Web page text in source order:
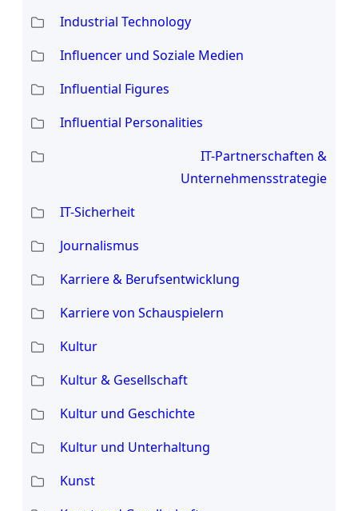
Industrial Technology
Influencer und Soziale Medien
Influential Figures
Influential Personalities
IT-Partnerschaften &
Unternehmensstrategie
IT-Sicherheit
Journalismus
Karriere & Berufsentwicklung
Karriere von Schauspielern
Kultur
Kultur & Gesellschaft
Kultur und Geschichte
Kultur und Unterhaltung
Kunst